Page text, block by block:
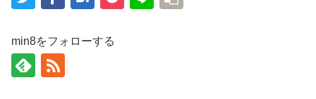
min8をフォローする